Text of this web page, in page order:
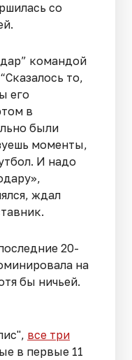
со
командой
то,
его
в
были
моменты,
И надо
ждал
20-
на
бы ничьей.
все три
в первые 11